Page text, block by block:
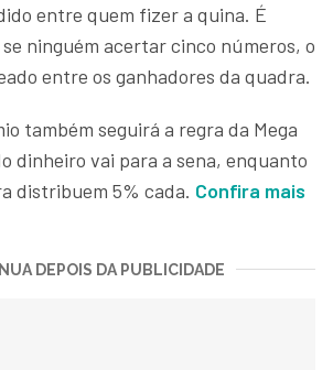
entre quem fizer a quina. É
ninguém acertar cinco números, o
entre os ganhadores da quadra.
também seguirá a regra da Mega
dinheiro vai para a sena, enquanto
distribuem 5% cada. Confira mais
DEPOIS DA PUBLICIDADE